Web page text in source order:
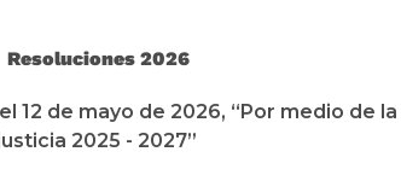
Resoluciones 2026
12 de mayo de 2026, “Por medio de
2025 - 2027”